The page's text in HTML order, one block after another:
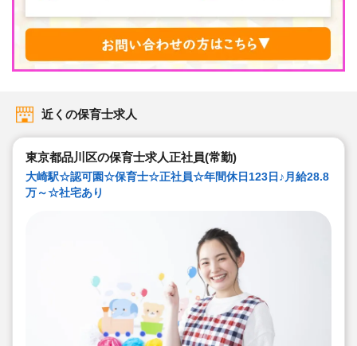
近くの保育士求人
東京都品川区の保育士求人正社員(常勤)
大崎駅☆認可園☆保育士☆正社員☆年間休日123日♪月給28.8
万～☆社宅あり